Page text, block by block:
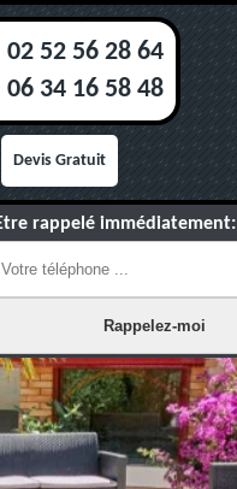
02 52 56 28 64
06 34 16 58 48
Devis Gratuit
rappelé immédiatement: